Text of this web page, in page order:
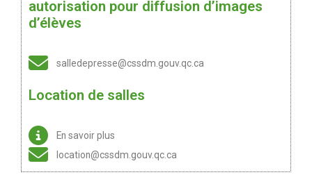
autorisation pour diffusion d’images
d’élèves
salledepresse@cssdm.gouv.qc.ca
Location de salles
En savoir plus
location@cssdm.gouv.qc.ca